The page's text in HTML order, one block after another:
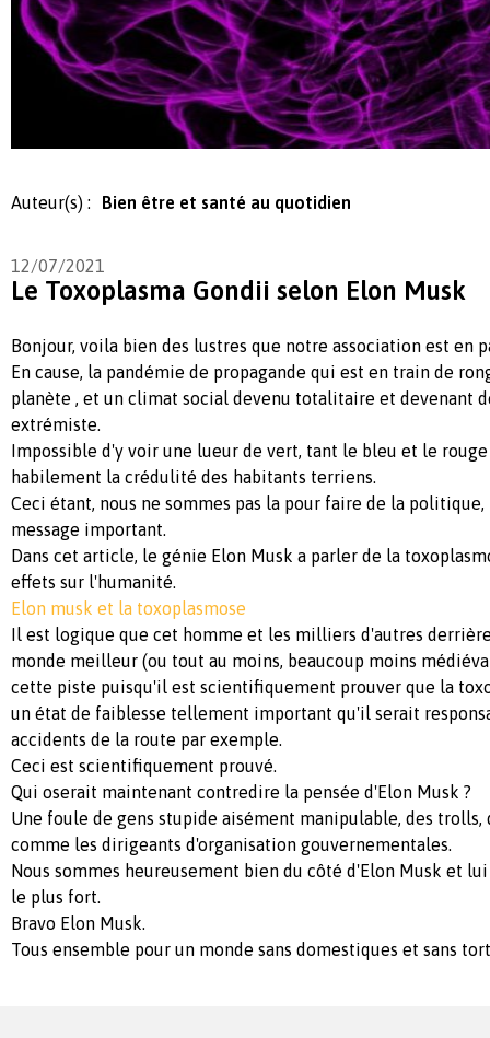
Auteur(s) : Bien être et santé au quotidien
12/07/2021
Le Toxoplasma Gondii selon Elon Musk
Bonjour, voila bien des lustres que notre association est en
En cause, la pandémie de propagande qui est en train de
planète , et un climat social devenu totalitaire et devenant
extrémiste.
Impossible d'y voir une lueur de vert, tant le bleu et le
habilement la crédulité des habitants terriens.
Ceci étant, nous ne sommes pas la pour faire de la
message important.
Dans cet article, le génie Elon Musk a parler de la
effets sur l'humanité.
Elon musk et la toxoplasmose
Il est logique que cet homme et les milliers d'autres
monde meilleur (ou tout au moins, beaucoup moins
cette piste puisqu'il est scientifiquement prouver que la
un état de faiblesse tellement important qu'il serait
accidents de la route par exemple.
Ceci est scientifiquement prouvé.
Qui oserait maintenant contredire la pensée d'Elon Musk ?
Une foule de gens stupide aisément manipulable, des trolls,
comme les dirigeants d'organisation gouvernementales.
Nous sommes heureusement bien du côté d'Elon Musk et
le plus fort.
Bravo Elon Musk.
Tous ensemble pour un monde sans domestiques et sans